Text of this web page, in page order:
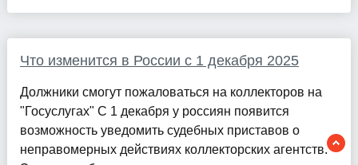
Что изменится в России с 1 декабря 2025
Должники смогут пожаловаться на коллекторов на
"Госуслугах" С 1 декабря у россиян появится
возможность уведомить судебных приставов о
неправомерных действиях коллекторских агентств.